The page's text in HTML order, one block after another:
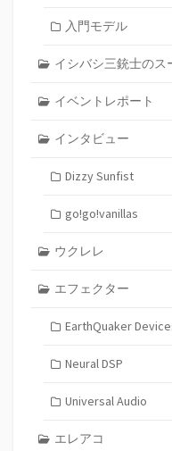
入門モデル
イシバシ三銃士のス
イベントレポート
インタビュー
Dizzy Sunfist
go!go!vanillas
ウクレレ
エフェクター
EarthQuaker
Neural DSP
Universal Audio
エレアコ